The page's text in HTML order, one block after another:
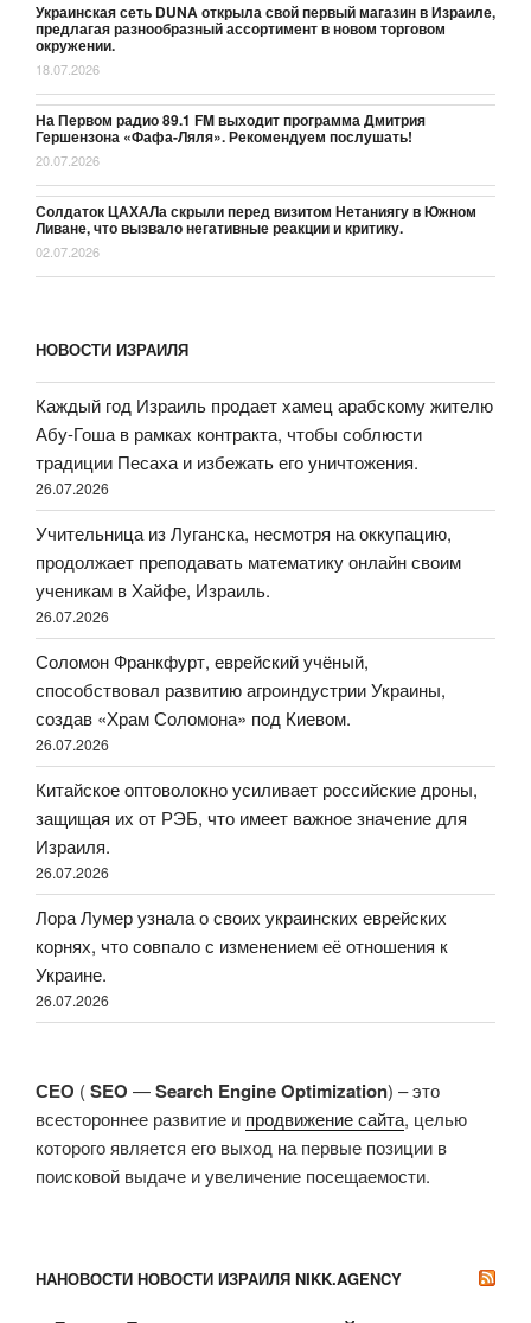
Украинская сеть DUNA открыла свой первый магазин в Израиле,
предлагая разнообразный ассортимент в новом торговом
окружении.
18.07.2026
На Первом радио 89.1 FM выходит программа Дмитрия
Гершензона «Фафа-Ляля». Рекомендуем послушать!
20.07.2026
Солдаток ЦАХАЛа скрыли перед визитом Нетаниягу в Южном
Ливане, что вызвало негативные реакции и критику.
02.07.2026
НОВОСТИ ИЗРАИЛЯ
Каждый год Израиль продает хамец арабскому жителю
Абу-Гоша в рамках контракта, чтобы соблюсти
традиции Песаха и избежать его уничтожения.
26.07.2026
Учительница из Луганска, несмотря на оккупацию,
продолжает преподавать математику онлайн своим
ученикам в Хайфе, Израиль.
26.07.2026
Соломон Франкфурт, еврейский учёный,
способствовал развитию агроиндустрии Украины,
создав «Храм Соломона» под Киевом.
26.07.2026
Китайское оптоволокно усиливает российские дроны,
защищая их от РЭБ, что имеет важное значение для
Израиля.
26.07.2026
Лора Лумер узнала о своих украинских еврейских
корнях, что совпало с изменением её отношения к
Украине.
26.07.2026
СЕО (SEO —Search Engine Optimization) – это
всестороннее развитие и продвижение сайта, целью
которого является его выход на первые позиции в
поисковой выдаче и увеличение посещаемости.
НАНОВОСТИ НОВОСТИ ИЗРАИЛЯ NIKK.AGENCY